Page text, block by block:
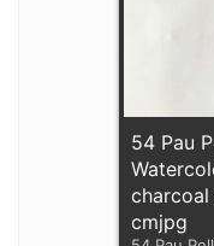
54 Pau
cmjpg